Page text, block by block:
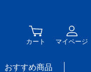
カート マイページ
おすすめ商品